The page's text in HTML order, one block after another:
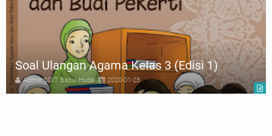
Soal Ulangan Agama Kelas 3 (Edisi 1)
Admin SDIT Babul Huda 2020-01-28